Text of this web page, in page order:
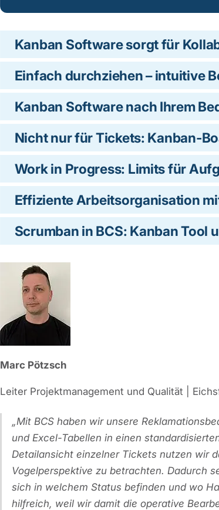
Kanban Software sorgt für
Einfach durchziehen – intuitive
Kanban Software nach Ihrem
Nicht nur für Tickets: Kanban-
Work in Progress: Limits für
Effiziente Arbeitsorganisation
Scrumban in BCS: Kanban Tool
Marc Pötzsch
Leiter Projektmanagement und Qualität |
Mit BCS haben wir unsere
und Excel-Tabellen in einen
Detailansicht einzelner Tickets nutzen wir
Vogelperspektive zu betrachten. Dadurch
sich in welchem Status befinden und wo
hilfreich, weil wir damit die operative